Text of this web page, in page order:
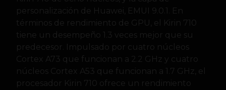
personalización de Huawei, EMUI 9.0.1. En
términos de rendimiento de GPU, el Kirin 710
tiene un desempeño 1.3 veces mejor que su
predecesor. Impulsado por cuatro núcleos
Cortex A73 que funcionan a 2.2 GHz y cuatro
núcleos Cortex A53 que funcionan a 1.7 GHz, el
procesador Kirin 710 ofrece un rendimiento